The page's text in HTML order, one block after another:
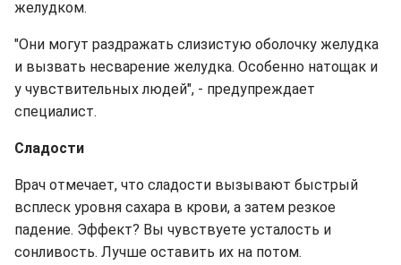
желудком.
"Они могут раздражать слизистую оболочку желудка
и вызвать несварение желудка. Особенно натощак и
у чувствительных людей", - предупреждает
специалист.
Сладости
Врач отмечает, что сладости вызывают быстрый
всплеск уровня сахара в крови, а затем резкое
падение. Эффект? Вы чувствуете усталость и
сонливость. Лучше оставить их на потом.